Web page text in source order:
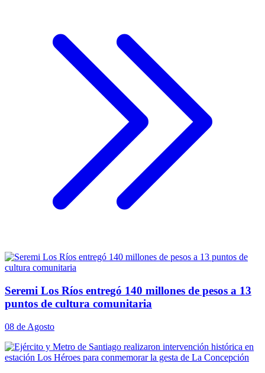
Seremi Los Ríos entregó 140 millones de pesos a 13
puntos de cultura comunitaria
08 de Agosto